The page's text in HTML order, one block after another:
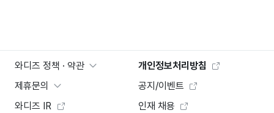
와디즈 정책 · 약관
개인정보처리방침
제휴문의
공지/이벤트
와디즈 IR
인재 채용